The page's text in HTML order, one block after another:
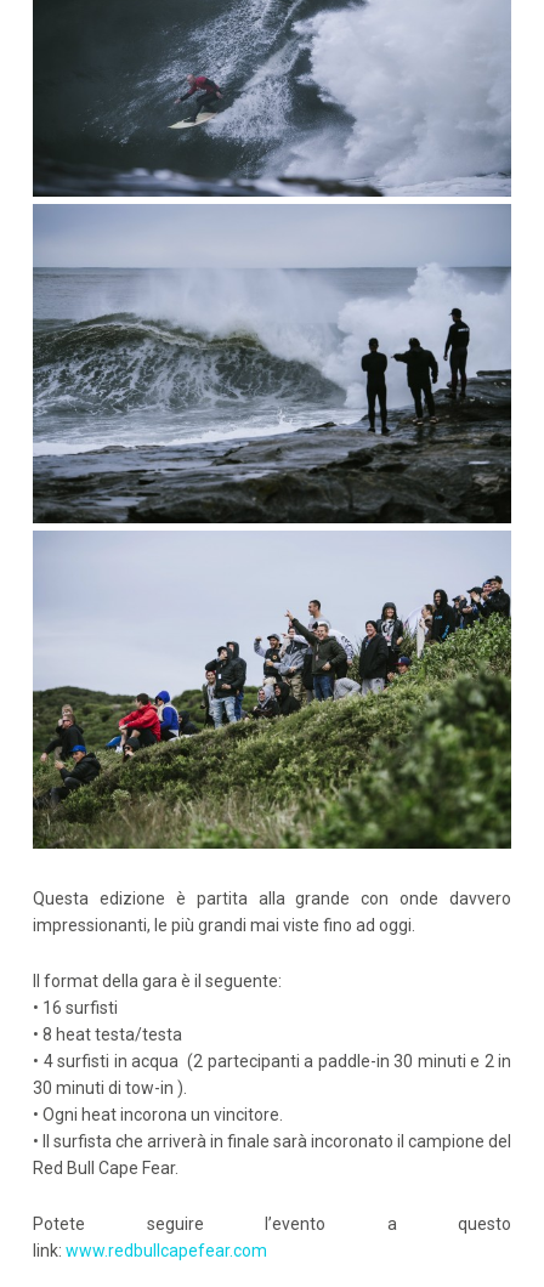
Questa edizione è partita alla grande con onde davvero
impressionanti, le più grandi mai viste fino ad oggi.
Il format della gara è il seguente:
• 16 surfisti
• 8 heat testa/testa
• 4 surfisti in acqua (2 partecipanti a paddle-in 30 minuti e 2 in
30 minuti di tow-in ).
• Ogni heat incorona un vincitore.
• Il surfista che arriverà in finale sarà incoronato il campione del
Red Bull Cape Fear.
Potete seguire l’evento a questo
link: www.redbullcapefear.com